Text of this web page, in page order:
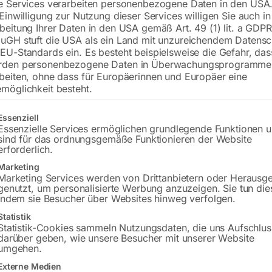
Tischplatte 1500×1000 mm
Bohrung ø16
Gitter 50×50
Lieferzeit:ca. 8 – 10 Wochen
Bitte beachten Sie: Die Versandkosten
In den
Services verarbeiten personenbezogene Daten in den
zur Nutzung dieser Services willigen Sie auch
Ihrer Daten in den USA gemäß Art. 49 (1) lit. a
stuft die USA als ein Land mit unzureichendem
Standards ein. Es besteht beispielsweise die Gefahr,
personenbezogene Daten in
ohne dass für Europäerinnen und Europäer eine
besteht.
eine Liste der Service-Gruppen, für die eine Einwilligung erteilt
Services ermöglichen grundlegende Funktionen
für das ordnungsgemäße Funktionieren der Website
Services werden von Drittanbietern oder
um personalisierte Werbung anzuzeigen. Sie tun
sie Besucher über Websites hinweg verfolgen.
Cookies sammeln Nutzungsdaten, die uns
geben, wie unsere Besucher mit unserer Website
Medien